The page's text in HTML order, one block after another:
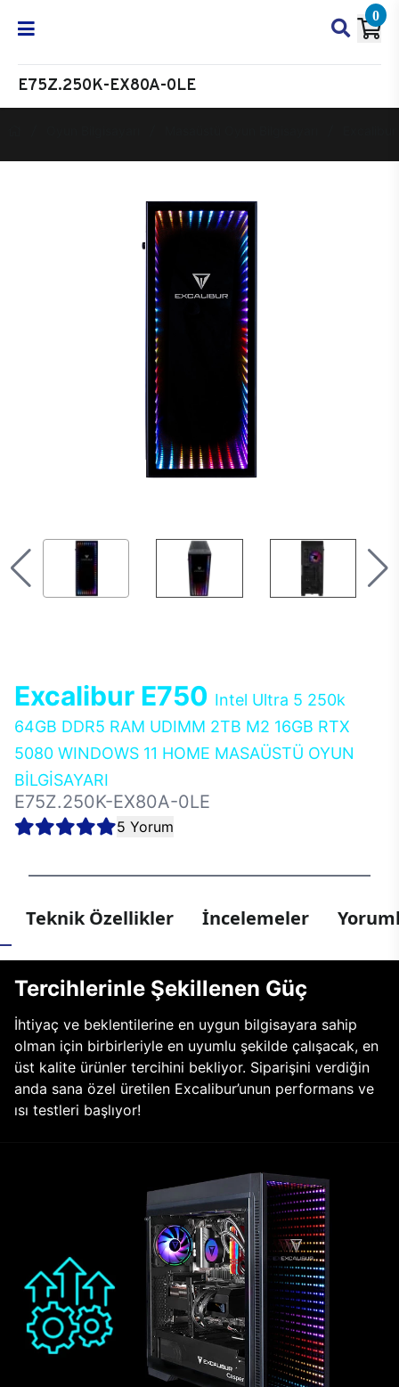
0
E75Z.250K-EX80A-0LE
Excalibur E750 Intel Ultra 5 250k
64GB DDR5 RAM UDIMM 2TB M2 16GB RTX
5080 WINDOWS 11 HOME MASAÜSTÜ OYUN
BİLGİSAYARI
E75Z.250K-EX80A-0LE
5 Yorum
Teknik Özellikler İncelemeler
Tercihlerinle Şekillenen Güç
İhtiyaç ve beklentilerine en uygun bilgisayara sahip
olman için birbirleriyle en uyumlu şekilde çalışacak, en
üst kalite ürünler tercihini bekliyor. Siparişini verdiğin
anda sana özel üretilen Excalibur’unun performans ve
ısı testleri başlıyor!